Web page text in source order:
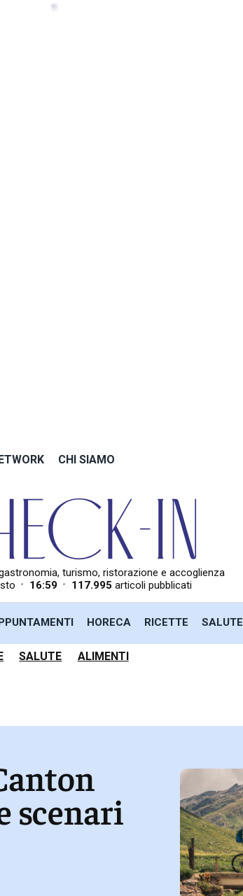
CHI SIAMO
turismo, ristorazione e accoglienza
• 16:59 • 117.995 articoli pubblicati
HORECA RICETTE SALUTE
SALUTE ALIMENTI
scenari